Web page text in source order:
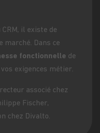
CRM, il existe de
marché. Dans ce
fonctionnelle de
exigences métier.
associé chez
Fischer,
chez Divalto.